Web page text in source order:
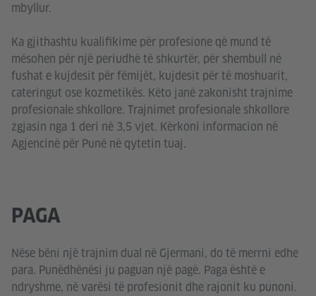
mbyllur.
Ka gjithashtu kualifikime për profesione që mund të
mësohen për një periudhë të shkurtër, për shembull në
fushat e kujdesit për fëmijët, kujdesit për të moshuarit,
cateringut ose kozmetikës. Këto janë zakonisht trajnime
profesionale shkollore. Trajnimet profesionale shkollore
zgjasin nga 1 deri në 3,5 vjet. Kërkoni informacion në
Agjencinë për Punë në qytetin tuaj.
PAGA
Nëse bëni një trajnim dual në Gjermani, do të merrni edhe
para. Punëdhënësi ju paguan një pagë. Paga është e
ndryshme, në varësi të profesionit dhe rajonit ku punoni.